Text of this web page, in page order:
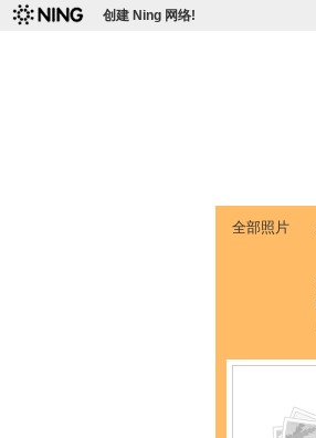
创建 Ning 网络!
全部照片